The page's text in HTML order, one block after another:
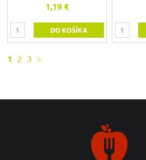
1,19 €
DO KOŠÍKA
1 2 3 >